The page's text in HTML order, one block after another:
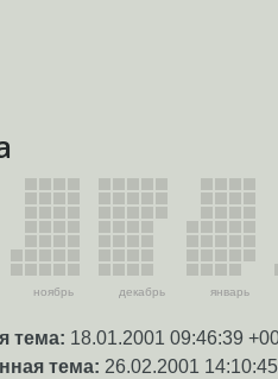
ноябрь декабрь январь
тема: 18.01.2001 09:46:39
тема: 26.02.2001